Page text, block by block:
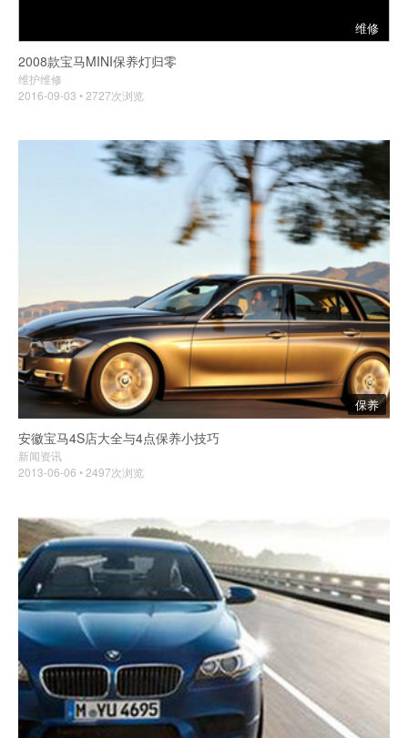
维修
2008款宝马MINI保养灯归零
维护维修
2016-09-03 • 2727次浏览
保养
安徽宝马4S店大全与4点保养小技巧
新闻资讯
2013-06-06 • 2497次浏览